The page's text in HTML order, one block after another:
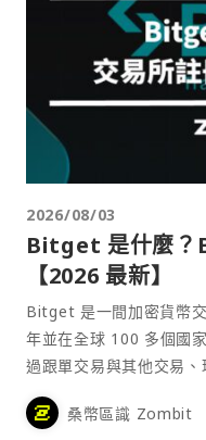
2026/08/03
Bitget 是什麼？
【2026 最新】
Bitget 是一間加密貨幣
年並在全球 100 多個國
過跟單交易與其他交易
桑幣區識 Zombit